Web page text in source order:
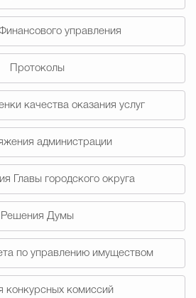
Счётная палата Городского
Гостям Городского
Общественная
Градостроительство и
управления
Протоколы
качества оказания услуг
администрации
Главы городского округа
Решения Думы
по управлению имуществом
конкурсных комиссий